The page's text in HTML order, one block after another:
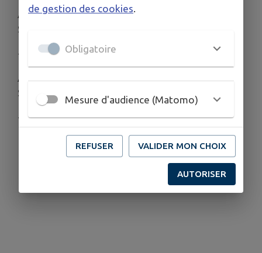
A MACHECOUL : 10H - 12H30
Salle de l'Espace de Retz
+ d'infos 06.47.43.19.42
A PORNIC : 14H30 - 17H
Salle culturelle du Val Saint-Martin
+ d'infos 06.75.67.56.76
Télécharger la pièce jointe
de gestion des cookies.
Obligatoire
Mesure d'audience (Matomo)
REFUSER VALIDER MON CHOIX
AUTORISER